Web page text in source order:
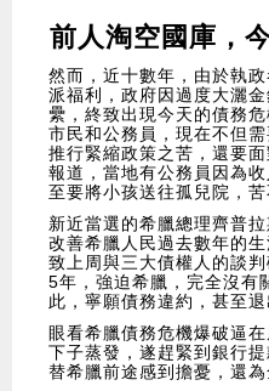
前人淘空國庫，
然而，近十數年，由於執
派福利，政府因過度大灑
纍，終致出現今天的債務
市民和公務員，現在不但
推行緊縮政策之苦，還要
報道，當地有公務員因為
至要將小孩送往孤兒院，苦
新近當選的希臘總理齊普
改善希臘人民過去數年的
致上周與三大債權人的談
5年，強迫希臘，完全沒有
此，寧願債務違約，甚至退
眼看希臘債務危機爆破逼
下子蒸發，遂趕緊到銀行
替希臘前途感到擔憂，還為